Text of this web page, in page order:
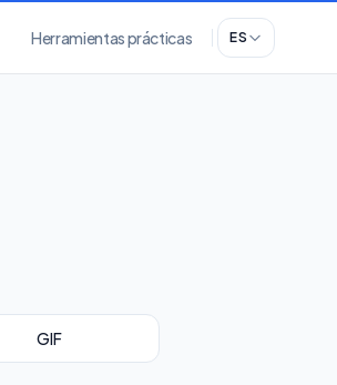
Herramientas prácticas ES
GIF